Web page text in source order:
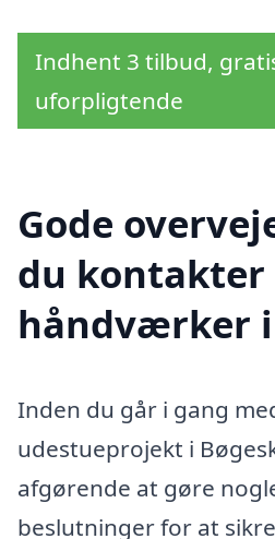
Indhent 3 tilbud,
uforpligtende
Gode
du kontakter
håndværker i
Inden du går i gang
udestueprojekt i
afgørende at gøre
beslutninger for at